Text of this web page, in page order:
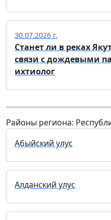
30.07.2026 г.
Станет ли в реках
связи с дождевыми
ихтиолог
Районы региона:
Абыйский улус
Алданский улус